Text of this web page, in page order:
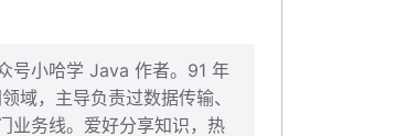
号小哈学 Java 作者。91 年
域，主导负责过数据传输、
业务线。爱好分享知识，热